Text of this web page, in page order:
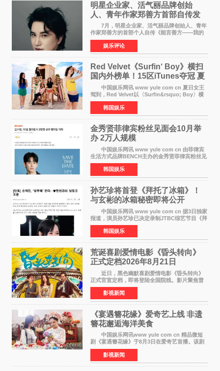
明星企业家、活气丽品牌创始
人、青年作家郑善方首部自传发
布， 书写跨界创业者的成长答卷
7月，明星企业家、活气丽品牌创始人、青年
作家郑善方的首部个人自传《能言善方——我的
跨界人生》正式发行。这本书以他的人生轨迹为
脉络，首次完整公开了从逐梦少年到横跨美业、
公益等多领域的
娱乐评论
Red Velvet《Surfin‘ Boy》横扫
国内外榜单！15区iTunes夺冠 夏
日女王强势回归
中国娱乐网讯 www yule com cn 夏日女王
驾到，Red Velvet以〈Surfin&rsquo; Boy〉横
扫国内外榜单，获得音乐粉丝的热烈反响。
Red Velvet于3日发行了夏日迷你专辑《Velvet
Summer》，
韩国娱乐
金秀贤菲律宾粉丝见面会10月举
办 2万人规模
中国娱乐网讯 www yule com cn 由菲律宾
生活方式品牌BENCH主办的金秀贤菲律宾粉丝见
面会，将于10月2日在马尼拉SM Mall of
Asia（MOA）竞技场举行，预计规模达2万人。
这也是金秀贤自去年陷
韩国娱乐
孙艺珍将首登《拜托了冰箱》！
与玄彬的冰箱秘密即将公开
中国娱乐网讯 www yule com cn 据3日独家
报道，演员孙艺珍已决定录制JTBC综艺节目《拜
托了冰箱》，目前正在协调具体细节。这是孙艺
珍首次公开个人冰箱，也是她婚后首次以玄彬的
妻子身份参与
韩国娱乐
荒诞喜剧爱情电影《昏头转向》
正式定档2026年8月21日
近日，黑色幽默喜剧爱情电影《昏头转向》
正式官宣定档，即将登陆全国院线。影片聚焦普
通人的荒诞生活，以戏谑诙谐的镜头语言、反转
不断的剧情，融合爆笑喜剧与细腻爱情元素，打
造出一部接地气
影视新闻
《宴遇簪花缘》爱奇艺上线 非遗
簪花邂逅海洋美食
中国娱乐网讯www yule com cn 精品微短
剧《宴遇簪花缘》于8月3日在爱奇艺首播。该剧
是泉州荣膺世界美食之都后推出的首部美食主题
文旅微短剧，实力派演员孙茜特别出演簪花非遗
传承人，她曾参演
影视新闻